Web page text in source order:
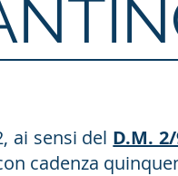
ai sensi del D.M.
cadenza